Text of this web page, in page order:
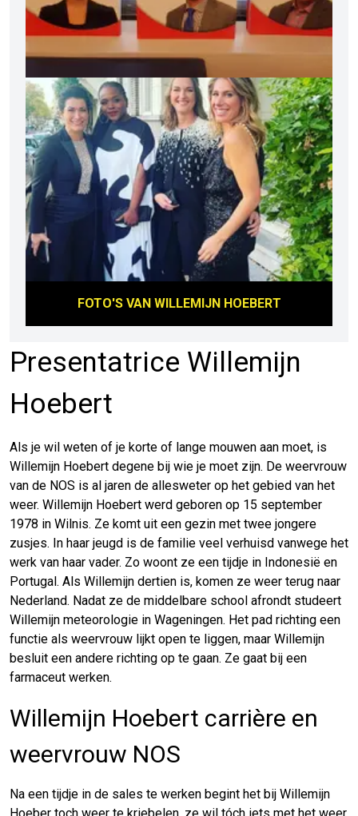
Presentatrice Willemijn
Hoebert
Als je wil weten of je korte of lange mouwen aan moet, is
Willemijn Hoebert degene bij wie je moet zijn. De weervrouw
van de NOS is al jaren de allesweter op het gebied van het
weer. Willemijn Hoebert werd geboren op 15 september
1978 in Wilnis. Ze komt uit een gezin met twee jongere
zusjes. In haar jeugd is de familie veel verhuisd vanwege het
werk van haar vader. Zo woont ze een tijdje in Indonesië en
Portugal. Als Willemijn dertien is, komen ze weer terug naar
Nederland. Nadat ze de middelbare school afrondt studeert
Willemijn meteorologie in Wageningen. Het pad richting een
functie als weervrouw lijkt open te liggen, maar Willemijn
besluit een andere richting op te gaan. Ze gaat bij een
farmaceut werken.
Willemijn Hoebert carrière en
weervrouw NOS
Na een tijdje in de sales te werken begint het bij Willemijn
Hoeber toch weer te kriebelen, ze wil tóch iets met het weer
FOTO'S VAN WILLEMIJN HOEBERT